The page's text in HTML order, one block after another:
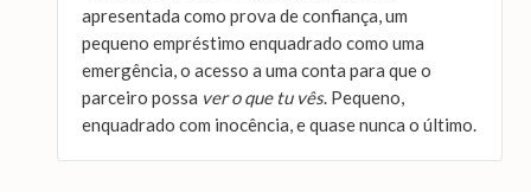
apresentada como prova de confiança, um
pequeno empréstimo enquadrado como uma
emergência, o acesso a uma conta para que o
parceiro possa ver o que tu vês. Pequeno,
enquadrado com inocência, e quase nunca o último.